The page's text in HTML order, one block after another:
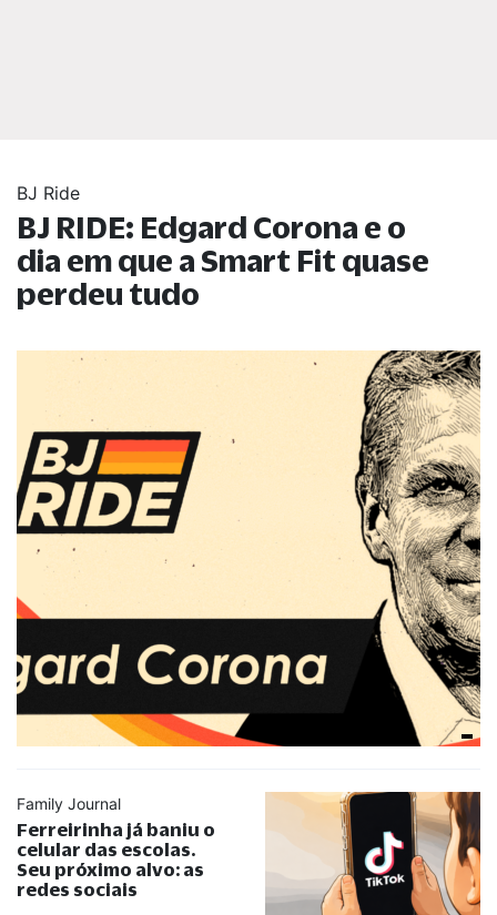
BJ Ride
BJ RIDE: Edgard Corona e o
dia em que a Smart Fit quase
perdeu tudo
Family Journal
Ferreirinha já baniu o
celular das escolas.
Seu próximo alvo: as
redes sociais